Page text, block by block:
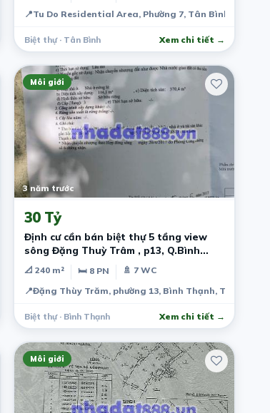
📍Tu Do Residential Area, Phường 7, Tân Bình, Thành
Biệt thự · Tân Bình Xem chi tiết →
Môi giới
3 năm trước
30 Tỷ
Định cư cần bán biệt thự 5 tầng view
sông Đặng Thuỳ Trâm , p13, Q.Bình
Thạnh
📐 240 m² 🛏 8 PN
🚿 7 WC
📍Đặng Thùy Trăm, phường 13, Bình Thạnh, Thành
Biệt thự · Bình Thạnh Xem chi tiết →
Môi giới